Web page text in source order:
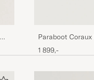
Paraboot
1 899,-